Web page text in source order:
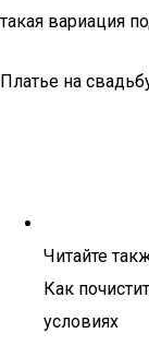
такая вариация
Платье на
Читайте
Как
условиях